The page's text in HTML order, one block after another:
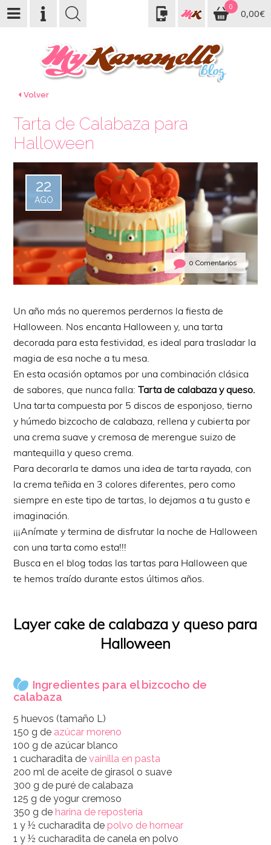
0
0,00€
Volver
Tarta de Calabaza para
Halloween
22
AGO
0 Comentarios
Un año más no queremos perdernos la fiesta de
Halloween. Nos encanta Halloween y, una tarta
decorada para esta festividad, es ideal para trasladar la
magia de esa noche a tu mesa.
En esta ocasión optamos por una combinación clásica
de sabores, que nunca falla:Tarta de calabaza y queso.
Una tarta compuesta por 5 discos de esponjoso, tierno
y húmedo bizcocho de calabaza, rellena y cubierta por
una crema suave y cremosa de merengue suizo de
mantequilla y queso crema.
Para decorarla te damos una idea de tarta rayada, con
la crema teñida en 3 colores diferentes, pero como
siempre en este tipo de tartas, lo dejamos a tu gusto e
imaginación.
¡¡¡Anímate y termina de disfrutar la noche de Halloween
con una tarta como esta!!!
Busca en el blog todas las tartas para Halloween que
te hemos traído durante estos últimos años.
Layer cake de calabaza y queso para
Halloween
Ingredientes para el bizcocho de
calabaza
5 huevos (tamaño L)
150 g de azúcar moreno
100 g de azúcar blanco
1 cucharadita devainilla en pasta
200 ml de aceite de girasol o suave
300 g de puré de calabaza
125 g de yogur cremoso
350 g de harina de repostería
1 y ½ cucharadita de polvo de hornear
1 y ½ cucharadita de canela en polvo